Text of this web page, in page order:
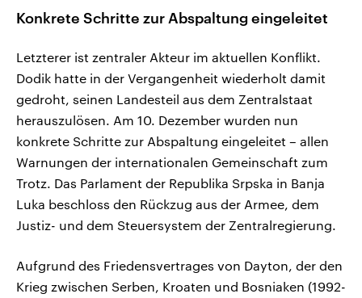
Konkrete Schritte zur Abspaltung eingeleitet
Letzterer ist zentraler Akteur im aktuellen Konflikt.
Dodik hatte in der Vergangenheit wiederholt damit
gedroht, seinen Landesteil aus dem Zentralstaat
herauszulösen. Am 10. Dezember wurden nun
konkrete Schritte zur Abspaltung eingeleitet – allen
Warnungen der internationalen Gemeinschaft zum
Trotz. Das Parlament der Republika Srpska in Banja
Luka beschloss den Rückzug aus der Armee, dem
Justiz- und dem Steuersystem der Zentralregierung.
Aufgrund des Friedensvertrages von Dayton, der den
Krieg zwischen Serben, Kroaten und Bosniaken (1992-